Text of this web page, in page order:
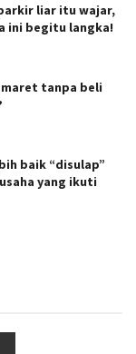
liar itu wajar,
ini begitu langka!
tanpa beli
baik “disulap”
yang ikuti